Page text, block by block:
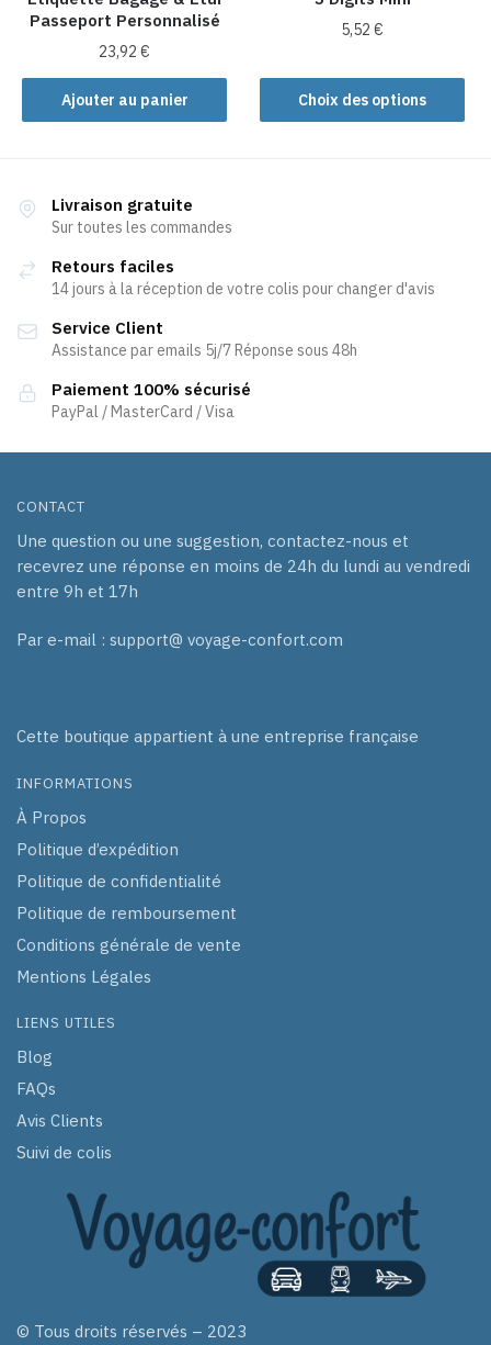
Passeport Personnalisé
23,92€
Ajouter au panier
5,52€
Choix des options
produit
a
être
Livraison gratuite
Sur toutes les commandes
Retours faciles
14 jours à la réception de votre colis pour changer d'avis
Service Client
Assistance par emails 5j/7 Réponse sous 48h
Paiement 100% sécurisé
PayPal / MasterCard / Visa
CONTACT
Une question ou une suggestion, contactez-nous et
recevrez une réponse en moins de 24h du lundi au vendredi
entre 9h et 17h
Par e-mail : support@ voyage-confort.com
Cette boutique appartient à une entreprise française
INFORMATIONS
À Propos
Politique d’expédition
Politique de confidentialité
Politique de remboursement
Conditions générale de vente
Mentions Légales
LIENS UTILES
Blog
FAQs
Avis Clients
Suivi de colis
© Tous droits réservés – 2023